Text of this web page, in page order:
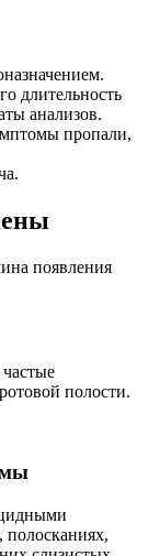
длительность
анализов.
пропали,
появления
полости.
полосканиях,